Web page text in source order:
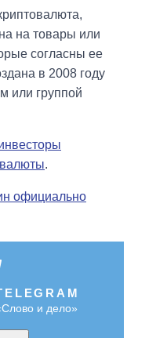
на товары или
согласны ее
в 2008 году
или группой
.
официально
и дело»